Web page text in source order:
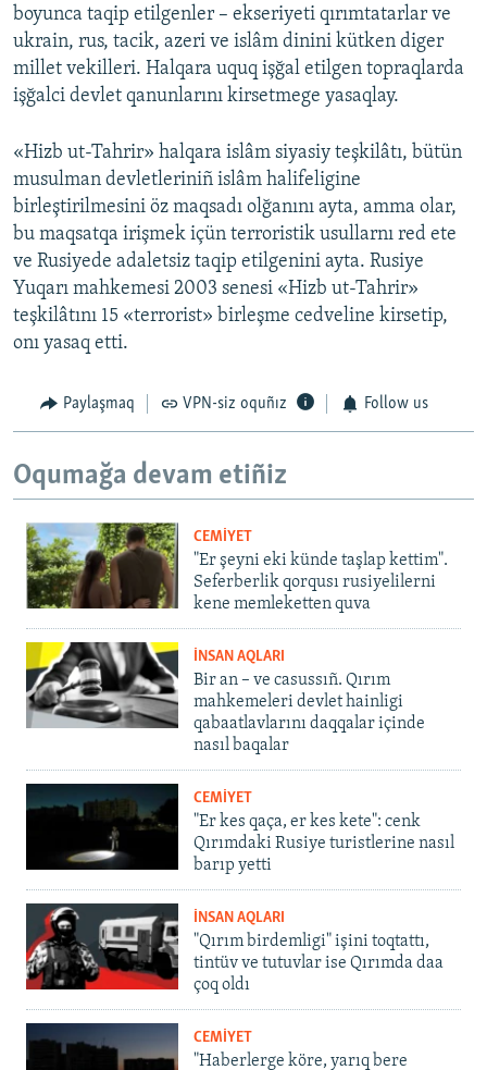
boyunca taqip etilgenler – ekseriyeti qırımtatarlar ve
ukrain, rus, tacik, azeri ve islâm dinini kütken diger
millet vekilleri. Halqara uquq işğal etilgen topraqlarda
işğalci devlet qanunlarını kirsetmege yasaqlay.
«Hizb ut-Tahrir» halqara islâm siyasiy teşkilâtı, bütün
musulman devletleriniñ islâm halifeligine
birleştirilmesini öz maqsadı olğanını ayta, amma olar,
bu maqsatqa irişmek içün terroristik usullarnı red ete
ve Rusiyede adaletsiz taqip etilgenini ayta. Rusiye
Yuqarı mahkemesi 2003 senesi «Hizb ut-Tahrir»
teşkilâtını 15 «terrorist» birleşme cedveline kirsetip,
onı yasaq etti.
Paylaşmaq VPN-siz oquñız Follow us
Oqumağa devam etiñiz
CEMİYET
"Er şeyni eki künde taşlap kettim".
Seferberlik qorqusı rusiyelilerni
kene memleketten quva
İNSAN AQLARI
Bir an – ve casussıñ. Qırım
mahkemeleri devlet hainligi
qabaatlavlarını daqqalar içinde
nasıl baqalar
CEMİYET
"Er kes qaça, er kes kete": cenk
Qırımdaki Rusiye turistlerine nasıl
barıp yetti
İNSAN AQLARI
"Qırım birdemligi" işini toqtattı,
tintüv ve tutuvlar ise Qırımda daa
çoq oldı
CEMİYET
"Haberlerge köre, yarıq bere